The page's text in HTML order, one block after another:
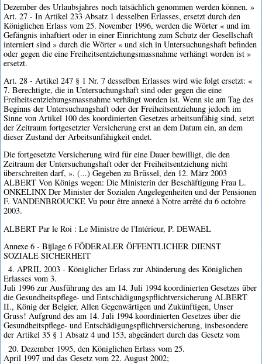
Dezember des Urlaubsjahres noch tatsächlich genommen werden können. »
Art. 27 - In Artikel 233 Absatz 1 desselben Erlasses, ersetzt durch den
Königlichen Erlass vom 25. November 1996, werden die Wörter « und im
Gefängnis inhaftiert oder in einer Einrichtung zum Schutz der Gesellschaft
interniert sind » durch die Wörter « und sich in Untersuchungshaft befinden
oder gegen die eine Freiheitsentziehungsmassnahme verhängt worden ist »
ersetzt.
Art. 28 - Artikel 247 § 1 Nr. 7 desselben Erlasses wird wie folgt ersetzt: «
7. Berechtigte, die in Untersuchungshaft sind oder gegen die eine
Freiheitsentziehungsmassnahme verhängt worden ist. Wenn sie am Tag des
Beginns der Untersuchungshaft oder der Freiheitsentziehung jedoch im
Sinne von Artikel 100 des koordinierten Gesetzes arbeitsunfähig sind, setzt
der Zeitraum fortgesetzter Versicherung erst an dem Datum ein, an dem
dieser Zustand der Arbeitsunfähigkeit endet.
Die fortgesetzte Versicherung wird für eine Dauer bewilligt, die den
Zeitraum der Untersuchungshaft oder der Freiheitsentziehung nicht
überschreiten darf, ». (...) Gegeben zu Brüssel, den 12. März 2003
ALBERT Von Königs wegen: Die Ministerin der Beschäftigung Frau L.
ONKELINX Der Minister der Sozialen Angelegenheiten und der Pensionen
F. VANDENBROUCKE Vu pour être annexé à Notre arrêté du 6 octobre
2003.
ALBERT Par le Roi : Le Ministre de l'Intérieur, P. DEWAEL
Annexe 6 - Bijlage 6 FÖDERALER ÖFFENTLICHER DIENST
SOZIALE SICHERHEIT
4. APRIL 2003 - Königlicher Erlass zur Abänderung des Königlichen
Erlasses vom 3.
Juli 1996 zur Ausführung des am 14. Juli 1994 koordinierten Gesetzes über
die Gesundheitspflege- und Entschädigungspflichtversicherung ALBERT
II., König der Belgier, Allen Gegenwärtigen und Zukünftigen, Unser
Gruss! Aufgrund des am 14. Juli 1994 koordinierten Gesetzes über die
Gesundheitspflege- und Entschädigungspflichtversicherung, insbesondere
der Artikel 35 § 1 Absatz 4 und 153, abgeändert durch das Gesetz vom
20. Dezember 1995, den Königlichen Erlass vom 25.
April 1997 und das Gesetz vom 22. August 2002;